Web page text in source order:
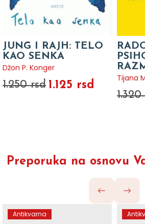
JUNG I RAJH: TELO
KAO SENKA
Džon P. Konger
1.250 rsd 1.125 rsd
Tijana
Preporuka na osnovu
Antikvarna